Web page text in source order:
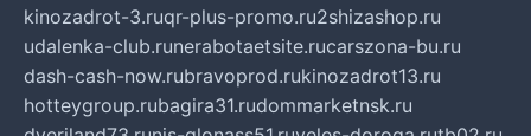
kinozadrot-3.ruqr-plus-promo.ru2shizashop.ru
udalenka-club.runerabotaetsite.rucarszona-bu.ru
dash-cash-now.rubravoprod.rukinozadrot13.ru
hotteygroup.rubagira31.rudommarketnsk.ru